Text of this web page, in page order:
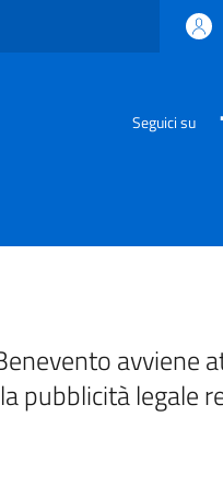
Seguici su
avviene
pubblicità legale